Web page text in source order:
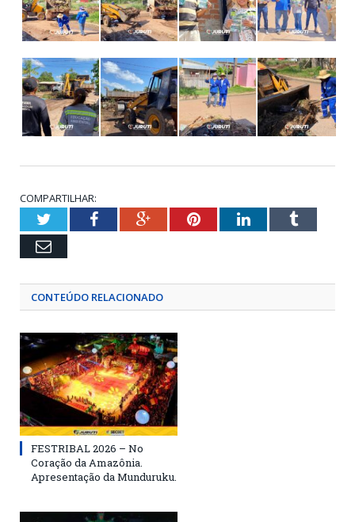
COMPARTILHAR:
TwitterFacebookGoogle+PinterestLinkedInTumblr
Email
CONTEÚDO RELACIONADO
FESTRIBAL 2026 – No
Coração da Amazônia.
Apresentação da Munduruku.